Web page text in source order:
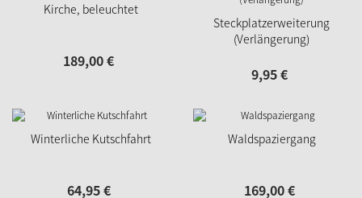
Kirche, beleuchtet
189,00€
Steckplatzerweiterung
(Verlängerung)
9,95€
Winterliche Kutschfahrt
64,95€
Waldspaziergang
169,00€